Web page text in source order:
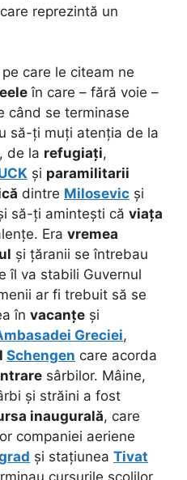
reprezintă un
care le citeam ne
în care – fără voie –
când se terminase
să-ți muți atenția de la
, de la refugiați,
și paramilitarii
dintre Milosevic și
să-ți amintești că viața
Era vremea
și țăranii se întrebau
îl va stabili Guvernul
ar fi trebuit să se
în vacanțe și
Greciei,
Schengen care acorda
sârbilor. Mâine,
și străini a fost
inaugurală, care
companiei aeriene
și stațiunea Tivat
cursurile școlilor